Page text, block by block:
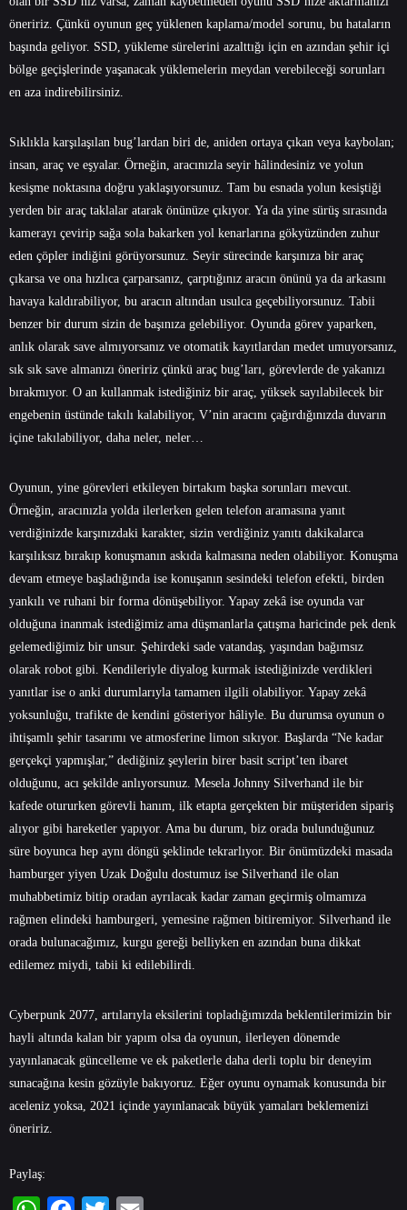
öneririz. Çünkü oyunun geç yüklenen kaplama/model sorunu, bu hataların
başında geliyor. SSD, yükleme sürelerini azalttığı için en azından şehir içi
bölge geçişlerinde yaşanacak yüklemelerin meydan verebileceği sorunları
en aza indirebilirsiniz.
Sıklıkla karşılaşılan bug’lardan biri de, aniden ortaya çıkan veya kaybolan;
insan, araç ve eşyalar. Örneğin, aracınızla seyir hâlindesiniz ve yolun
kesişme noktasına doğru yaklaşıyorsunuz. Tam bu esnada yolun kesiştiği
yerden bir araç taklalar atarak önünüze çıkıyor. Ya da yine sürüş sırasında
kamerayı çevirip sağa sola bakarken yol kenarlarına gökyüzünden zuhur
eden çöpler indiğini görüyorsunuz. Seyir sürecinde karşınıza bir araç
çıkarsa ve ona hızlıca çarparsanız, çarptığınız aracın önünü ya da arkasını
havaya kaldırabiliyor, bu aracın altından usulca geçebiliyorsunuz. Tabii
benzer bir durum sizin de başınıza gelebiliyor. Oyunda görev yaparken,
anlık olarak save almıyorsanız ve otomatik kayıtlardan medet umuyorsanız,
sık sık save almanızı öneririz çünkü araç bug’ları, görevlerde de yakanızı
bırakmıyor. O an kullanmak istediğiniz bir araç, yüksek sayılabilecek bir
engebenin üstünde takılı kalabiliyor, V’nin aracını çağırdığınızda duvarın
içine takılabiliyor, daha neler, neler…
Oyunun, yine görevleri etkileyen birtakım başka sorunları mevcut.
Örneğin, aracınızla yolda ilerlerken gelen telefon aramasına yanıt
verdiğinizde karşınızdaki karakter, sizin verdiğiniz yanıtı dakikalarca
karşılıksız bırakıp konuşmanın askıda kalmasına neden olabiliyor. Konuşma
devam etmeye başladığında ise konuşanın sesindeki telefon efekti, birden
yankılı ve ruhani bir forma dönüşebiliyor. Yapay zekâ ise oyunda var
olduğuna inanmak istediğimiz ama düşmanlarla çatışma haricinde pek denk
gelemediğimiz bir unsur. Şehirdeki sade vatandaş, yaşından bağımsız
olarak robot gibi. Kendileriyle diyalog kurmak istediğinizde verdikleri
yanıtlar ise o anki durumlarıyla tamamen ilgili olabiliyor. Yapay zekâ
yoksunluğu, trafikte de kendini gösteriyor hâliyle. Bu durumsa oyunun o
ihtişamlı şehir tasarımı ve atmosferine limon sıkıyor. Başlarda “Ne kadar
gerçekçi yapmışlar,” dediğiniz şeylerin birer basit script’ten ibaret
olduğunu, acı şekilde anlıyorsunuz. Mesela Johnny Silverhand ile bir
kafede otururken görevli hanım, ilk etapta gerçekten bir müşteriden sipariş
alıyor gibi hareketler yapıyor. Ama bu durum, biz orada bulunduğunuz
süre boyunca hep aynı döngü şeklinde tekrarlıyor. Bir önümüzdeki masada
hamburger yiyen Uzak Doğulu dostumuz ise Silverhand ile olan
muhabbetimiz bitip oradan ayrılacak kadar zaman geçirmiş olmamıza
rağmen elindeki hamburgeri, yemesine rağmen bitiremiyor. Silverhand ile
orada bulunacağımız, kurgu gereği belliyken en azından buna dikkat
edilemez miydi, tabii ki edilebilirdi.
Cyberpunk 2077, artılarıyla eksilerini topladığımızda beklentilerimizin bir
hayli altında kalan bir yapım olsa da oyunun, ilerleyen dönemde
yayınlanacak güncelleme ve ek paketlerle daha derli toplu bir deneyim
sunacağına kesin gözüyle bakıyoruz. Eğer oyunu oynamak konusunda bir
aceleniz yoksa, 2021 içinde yayınlanacak büyük yamaları beklemenizi
öneririz.
Paylaş: